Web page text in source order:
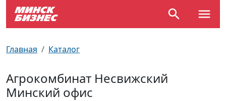
Главная Каталог
Агрокомбинат Несвижский
Минский офис
Возле метро
Почтовые индексы
Схема метро